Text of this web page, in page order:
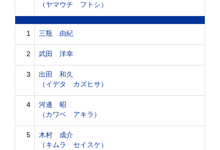
（ヤマウチ フトシ）
1 三瓶 由紀
2 武田 洋幸
3
出田 和久
（イデタ カズヒサ）
4
河邊 昭
（カワベ アキラ）
5
木村 成介
（キムラ セイスケ）